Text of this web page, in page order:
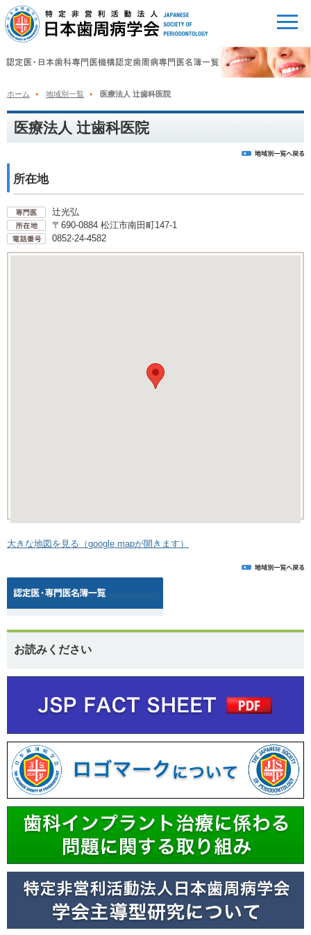
ホーム 地域別一覧 医療法人 辻歯科医院
医療法人 辻歯科医院
所在地
辻光弘
〒690-0884 松江市南田町147-1
0852-24-4582
大きな地図を見る（google mapが開きます）
お読みください